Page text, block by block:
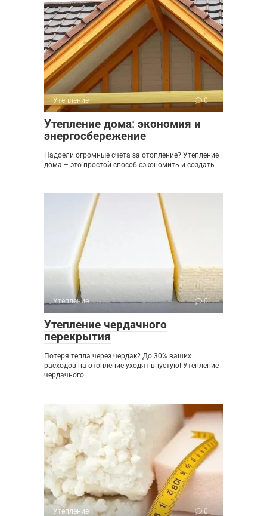
Утепление 0
Утепление дома: экономия и
энергосбережение
Надоели огромные счета за отопление? Утепление
дома – это простой способ сэкономить и создать
Утепление 0
Утепление чердачного
перекрытия
Потеря тепла через чердак? До 30% ваших
расходов на отопление уходят впустую! Утепление
чердачного
Утепление 0